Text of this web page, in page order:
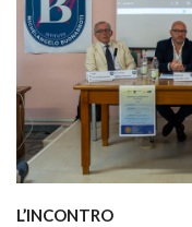
L’INCONTRO